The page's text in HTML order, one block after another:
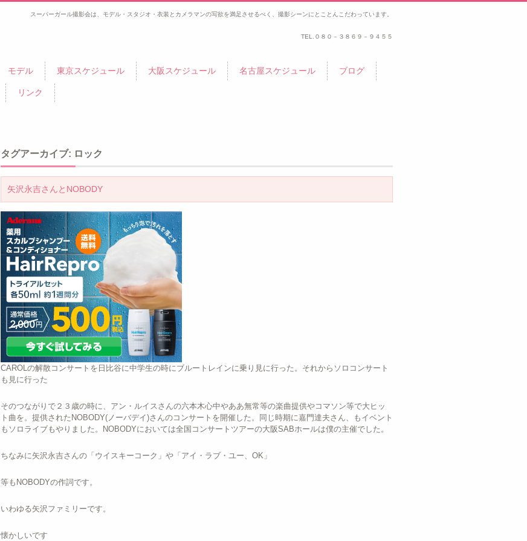
スーパーガール撮影会は、モデル・スタジオ・衣装とカメラマンの写欲を満足させるべく、撮影シーンにとことんこだわっています。
TEL. ０８０－３８６９－９４５５
モデル 東京スケジュール 大阪スケジュール 名古屋スケジュール ブログ
リンク
タグアーカイブ: ロック
矢沢永吉さんとNOBODY
CAROLの解散コンサートを日比谷に中学生の時にブルートレインに乗り見に行った。それからソロコンサート
も見に行った
そのつながりで２３歳の時に、アン・ルイスさんの六本木心中やああ無常等の楽曲提供やコマソン等で大ヒッ
ト曲を。提供されたNOBODY(ノーバデイ)さんのコンサートを開催した。同じ時期に嘉門達夫さん、もイベント
もソロライブもやりました。NOBODYにおいては全国コンサートツアーの大阪SABホールは僕の主催でした。
ちなみに矢沢永吉さんの「ウイスキーコーク」や「アイ・ラブ・ユー、OK」
等もNOBODYの作詞です。
いわゆる矢沢ファミリーです。
懐かしいです